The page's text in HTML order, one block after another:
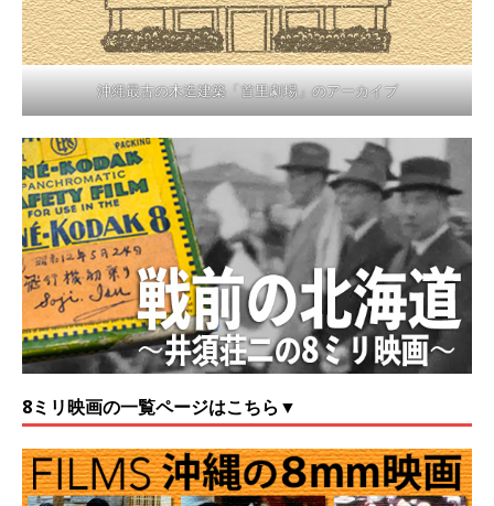
沖縄最古の木造建築「首里劇場」のアーカイブ
8ミリ映画の一覧ページはこちら▼